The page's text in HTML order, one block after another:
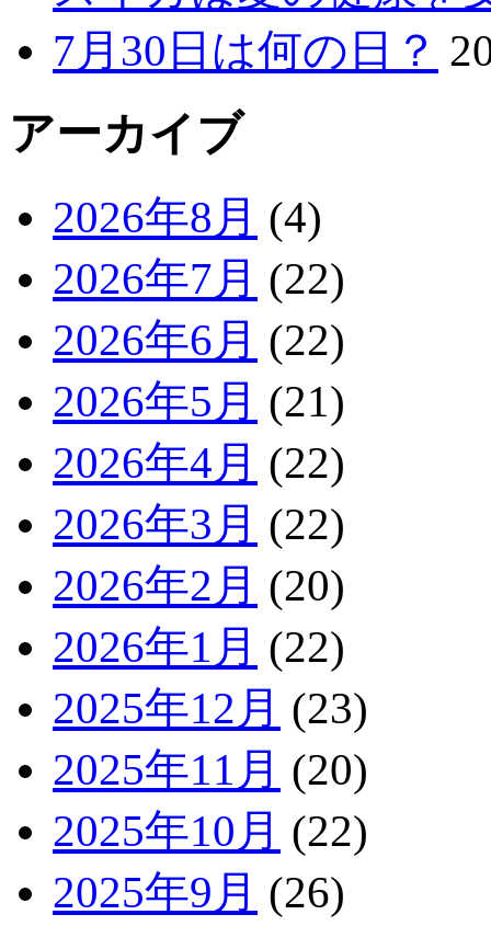
7月30日は何の日？
アーカイブ
2026年8月 (4)
2026年7月 (22)
2026年6月 (22)
2026年5月 (21)
2026年4月 (22)
2026年3月 (22)
2026年2月 (20)
2026年1月 (22)
2025年12月 (23)
2025年11月 (20)
2025年10月 (22)
2025年9月 (26)